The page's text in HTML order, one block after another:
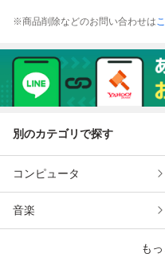
※商品削除などのお問い合わせは
別のカテゴリで探す
コンピュータ
音楽
も